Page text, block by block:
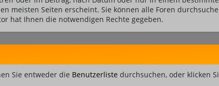
meisten Seiten erscheint. Sie können alle Foren
hat Ihnen die notwendigen Rechte gegeben.
Sie entweder die Benutzerliste durchsuchen, oder klicken